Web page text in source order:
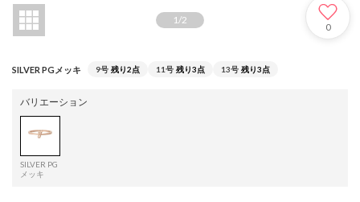
1/2
0
SILVER PGメッキ 9号 残り2点 11号 残り3点 13号 残り3点
バリエーション
SILVER PG
メッキ